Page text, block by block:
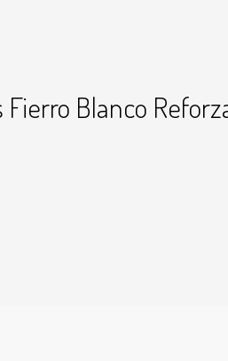
Fierro Blanco
+7